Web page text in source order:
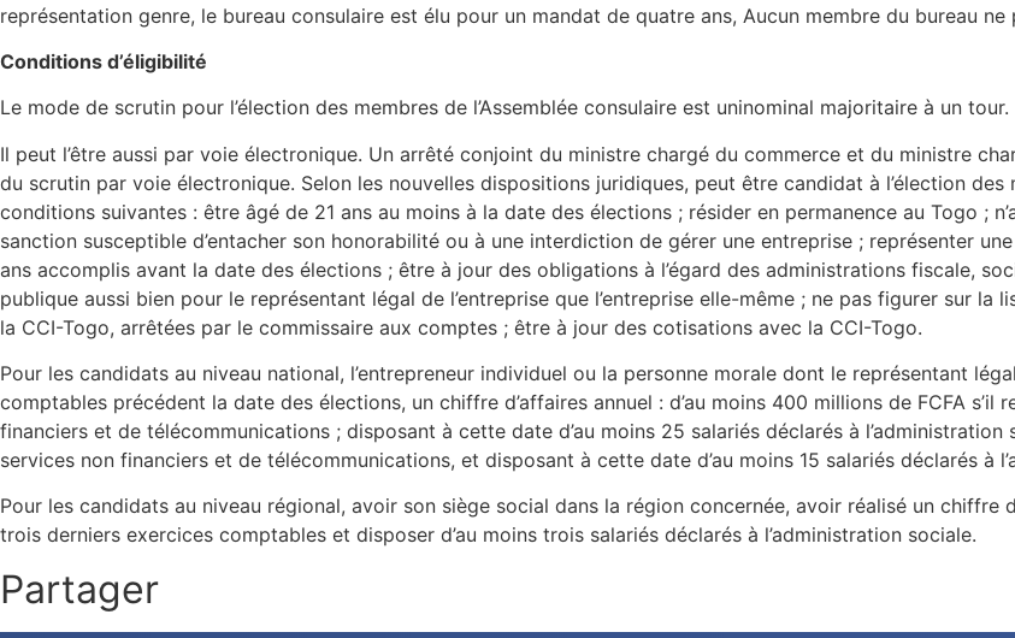
représentation genre, le bureau consulaire est élu pour un mandat de quatre ans, Aucun membre du bureau
Conditions d’éligibilité
Le mode de scrutin pour l’élection des membres de l’Assemblée consulaire est uninominal majoritaire à un
Il peut l’être aussi par voie électronique. Un arrêté conjoint du ministre chargé du commerce et du ministre
du scrutin par voie électronique. Selon les nouvelles dispositions juridiques, peut être candidat à l’élection
conditions suivantes : être âgé de 21 ans au moins à la date des élections ; résider en permanence au Togo ;
sanction susceptible d’entacher son honorabilité ou à une interdiction de gérer une entreprise ; représenter
ans accomplis avant la date des élections ; être à jour des obligations à l’égard des administrations fiscale,
publique aussi bien pour le représentant légal de l’entreprise que l’entreprise elle-même ; ne pas figurer sur
la CCI-Togo, arrêtées par le commissaire aux comptes ; être à jour des cotisations avec la CCI-Togo.
Pour les candidats au niveau national, l’entrepreneur individuel ou la personne morale dont le représentant
comptables précédent la date des élections, un chiffre d’affaires annuel : d’au moins 400 millions de FCFA s’il
financiers et de télécommunications ; disposant à cette date d’au moins 25 salariés déclarés à l’administration
services non financiers et de télécommunications, et disposant à cette date d’au moins 15 salariés déclarés à
Pour les candidats au niveau régional, avoir son siège social dans la région concernée, avoir réalisé un chiffre
trois derniers exercices comptables et disposer d’au moins trois salariés déclarés à l’administration sociale.
Partager